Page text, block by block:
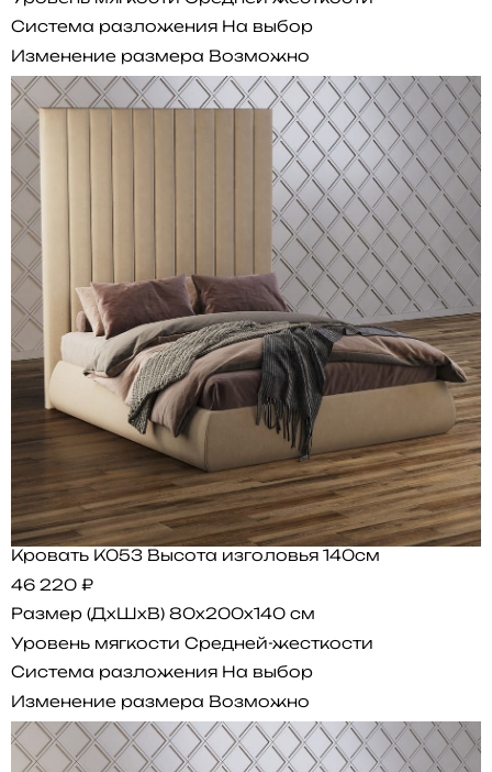
Система разложения На выбор
Изменение размера Возможно
Кровать K053 Высота изголовья 140см
46 220 ₽
Размер (ДхШхВ) 80x200x140 см
Уровень мягкости Средней-жесткости
Система разложения На выбор
Изменение размера Возможно